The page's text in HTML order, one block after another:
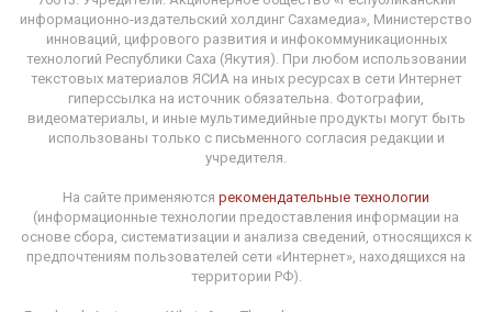
информационно-издательский холдинг Сахамедиа», Министерство
инноваций, цифрового развития и инфокоммуникационных
технологий Республики Саха (Якутия). При любом использовании
текстовых материалов ЯСИА на иных ресурсах в сети Интернет
гиперссылка на источник обязательна. Фотографии,
видеоматериалы, и иные мультимедийные продукты могут быть
использованы только с письменного согласия редакции и
учредителя.
На сайте применяются рекомендательные технологии
(информационные технологии предоставления информации на
основе сбора, систематизации и анализа сведений, относящихся к
предпочтениям пользователей сети «Интернет», находящихся на
территории РФ).